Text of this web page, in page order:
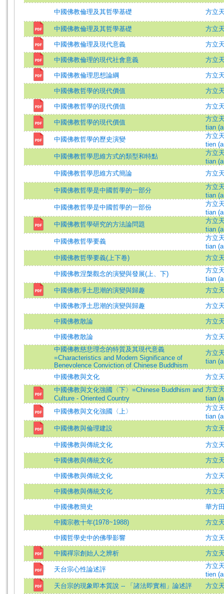
中國佛教倫理及其哲學基礎 方立
中國佛教倫理及其哲學基礎 方立
中國佛教倫理及現代意義 方立
中國佛教倫理的現代社會意義 方立
中國佛教倫理思想論綱 方立
中國佛教哲學的現代價值 方立
中國佛教哲學的現代價值 方立
中國佛教哲學的現代價值
方立
tian
中國佛教哲學的歷史演變
方立
tien
中國佛教哲學思維方式的類型和特點
方立
tian
中國佛教哲學思維方式簡論
方立
中國佛教哲學是中國哲學的一部分
方立
tian
中國佛教哲學是中國哲學的一部份
方立
tian
中國佛教哲學研究的方法論問題
方立
tian
中國佛教哲學要義
方立
tian
中國佛教哲學要義(上下卷)
方立
中國佛教涅槃觀念的演變與發展(上、下)
方立
tian
中國佛教凈土思潮的演變與歸趣
方立
中國佛教淨土思潮的演變與歸趣 方立
中國佛教散論 方立
中國佛教散論
方立
中國佛教慈悲理念的特質及其現代意義
=Characteristics and Modern Significance of
Benevolence Conviction of Chinese Buddhism
方立
tian
中國佛教與文化
方立
中國佛教與文化強國〈下〉=Chinese Buddhism and
Culture - Oriented Country
方立
tian
中國佛教與文化強國〈上〉
方立
tian
中國佛教與倫理建設
方立
中國佛教與傳統文化 方立
中國佛教與傳統文化 方立
中國佛教與傳統文化 方立
中國佛教與傳統文化 方立
中國佛教簡史 華方
中國宗教十年(1978~1988) 方立
中國哲學史中的佛學影響 方立
中國禪宗創始人之辨析 方立
天台宗心性論述評
方立
tien
天台宗的現象即本質說 -- 「諸法即實相」論述評
方立